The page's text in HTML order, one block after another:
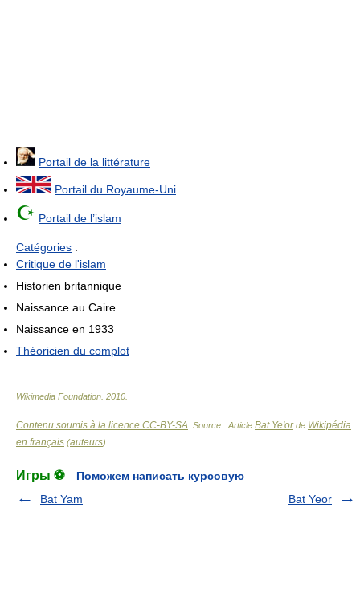
Portail de la littérature
Portail du Royaume-Uni
Portail de l’islam
Catégories :
Critique de l'islam
Historien britannique
Naissance au Caire
Naissance en 1933
Théoricien du complot
Wikimedia Foundation 2010
Contenu soumis à la licence CC-BY-SA . Source : Article Bat Ye'orde Wikipédia
en français (auteurs)
Игры ⚽
Поможем написать курсовую
Bat Yam
Bat Yeor